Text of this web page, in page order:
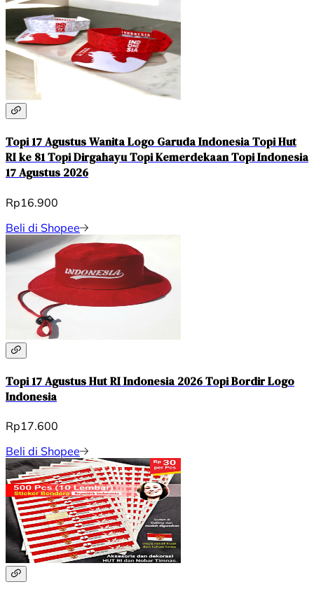
Topi 17 Agustus Wanita Logo Garuda Indonesia Topi Hut
RI ke 81 Topi Dirgahayu Topi Kemerdekaan Topi Indonesia
17 Agustus 2026
Rp16.900
Beli di Shopee
Topi 17 Agustus Hut RI Indonesia 2026 Topi Bordir Logo
Indonesia
Rp17.600
Beli di Shopee